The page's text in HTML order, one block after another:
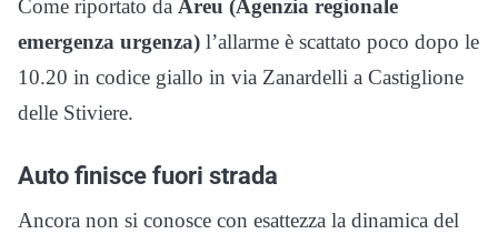
Come riportato da Areu (Agenzia regionale
emergenza urgenza) l’allarme è scattato poco dopo le
10.20 in codice giallo in via Zanardelli a Castiglione
delle Stiviere.
Auto finisce fuori strada
Ancora non si conosce con esattezza la dinamica del